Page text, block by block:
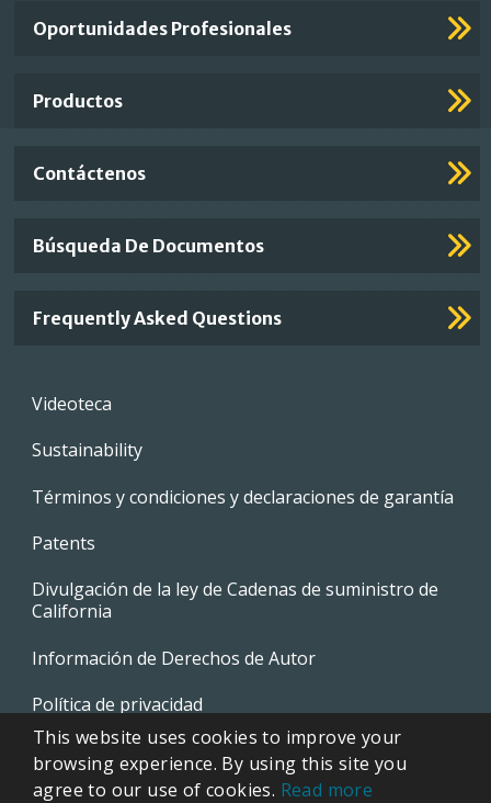
Important
Footer
Oportunidades Profesionales
Productos
Contáctenos
Búsqueda De Documentos
Frequently Asked Questions
Footer
Videoteca
Sustainability
Términos y condiciones y declaraciones de garantía
Patents
Divulgación de la ley de Cadenas de suministro de
California
Información de Derechos de Autor
Política de privacidad
EVAPCO Promotional Merchandise
This website uses cookies to improve your
browsing experience. By using this site you
agree to our use of cookies. Read more